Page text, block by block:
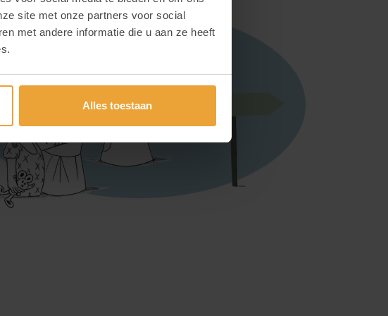
site met onze partners voor social
met andere informatie die u aan ze heeft
Alles toestaan